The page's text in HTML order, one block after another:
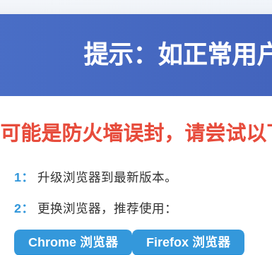
提示：如正常用
可能是防火墙误封，请尝试以
1： 升级浏览器到最新版本。
2： 更换浏览器，推荐使用：
Chrome 浏览器 Firefox 浏览器